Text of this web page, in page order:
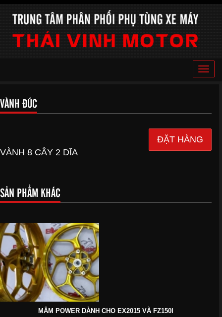
Toggle
VÀNH ĐÚC
ĐẶT HÀNG
VÀNH 8 CÂY 2 DĨA
SẢN PHẨM KHÁC
MÂM POWER DÀNH CHO EX2015 VÀ FZ150I